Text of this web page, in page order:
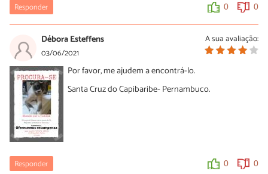
Responder 0 0
A sua avaliação:
Débora Esteffens
03/06/2021
Por favor, me ajudem a encontrá-lo.
Santa Cruz do Capibaribe- Pernambuco.
Responder 0 0